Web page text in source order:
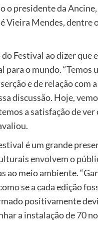
o presidente da
Vieira Mendes, dentre
Festival ao dizer
para o mundo.
e de relação com
discussão. Hoje,
a satisfação de ver
é um grande
envolvem o
ao meio ambiente.
se a cada edição
positivamente
a instalação de 70